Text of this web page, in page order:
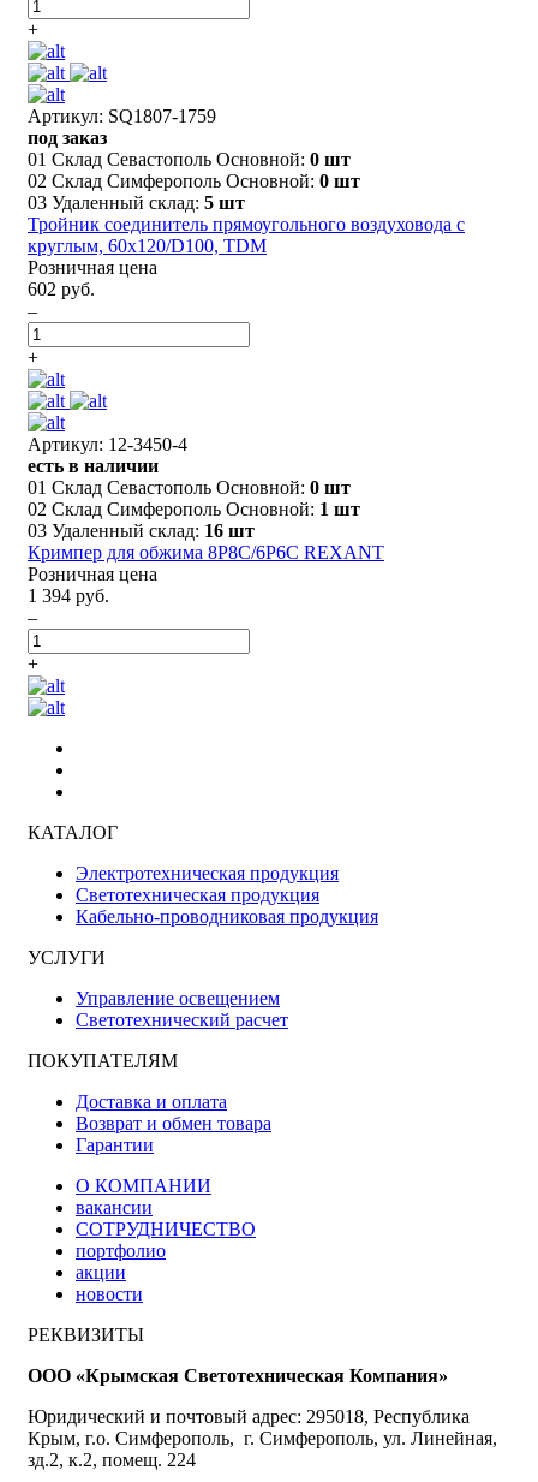
+
Артикул: SQ1807-1759
под заказ
01 Склад Севастополь Основной: 0 шт
02 Склад Симферополь Основной: 0 шт
03 Удаленный склад: 5 шт
Тройник соединитель прямоугольного воздуховода с
круглым, 60х120/D100, TDM
Розничная цена
602 руб.
–
+
Артикул: 12-3450-4
есть в наличии
01 Склад Севастополь Основной: 0 шт
02 Склад Симферополь Основной: 1 шт
03 Удаленный склад: 16 шт
Кримпер для обжима 8P8C/6P6C REXANT
Розничная цена
1 394 руб.
–
+
КАТАЛОГ
Электротехническая продукция
Светотехническая продукция
Кабельно-проводниковая продукция
УСЛУГИ
Управление освещением
Светотехнический расчет
ПОКУПАТЕЛЯМ
Доставка и оплата
Возврат и обмен товара
Гарантии
О КОМПАНИИ
вакансии
СОТРУДНИЧЕСТВО
портфолио
акции
новости
РЕКВИЗИТЫ
ООО «Крымская Светотехническая Компания»
Юридический и почтовый адрес: 295018, Республика
Крым, г.о. Симферополь, г. Симферополь, ул. Линейная,
зд.2, к.2, помещ. 224